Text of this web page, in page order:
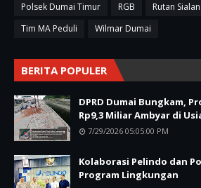
Polsek Dumai Timur
RGB
Rutan
Tim MA Peduli
Wilmar Dumai
BERITA POPULER
DPRD Dumai Bungkam,
Rp9,3 Miliar Ambyar di
7/29/2026 05:05:00 PM
Kolaborasi Pelindo dan
Program Lingkungan